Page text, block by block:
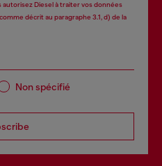
autorisez Diesel à traiter vos données
comme décrit au paragraphe 3.1, d) de la
Non spécifié